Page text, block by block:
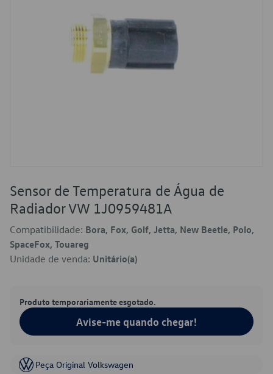
Sensor de Temperatura de Água de
Radiador VW 1J0959481A
Compatibilidade: Bora, Fox, Golf, Jetta, New Beetle, Polo,
SpaceFox, Touareg
Unidade de venda: Unitário(a)
Produto temporariamente esgotado.
Avise-me quando chegar!
Peça Original Volkswagen